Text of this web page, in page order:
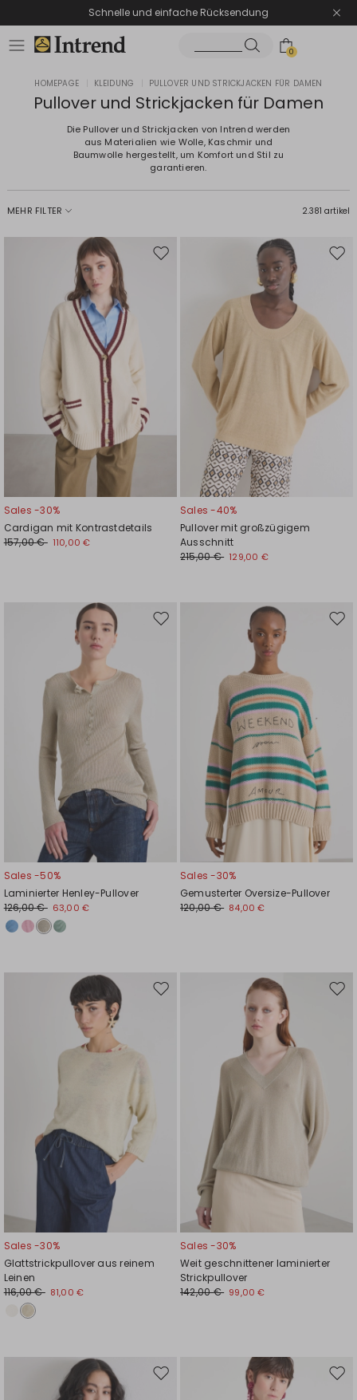
Schnelle und einfache Rücksendung
0
HOMEPAGE KLEIDUNG PULLOVER UND STRICKJACKEN FÜR DAMEN
Pullover und Strickjacken für Damen
Die Pullover und Strickjacken von Intrend werden
aus Materialien wie Wolle, Kaschmir und
Baumwolle hergestellt, um Komfort und Stil zu
garantieren.
MEHR FILTER 2.381 artikel
Auf
Sales -30%
Cardigan mit Kontrastdetails
157,00 € 110,00 €
Auf
Sales -40%
Pullover mit großzügigem
Ausschnitt
215,00 € 129,00 €
Auf
Sales -50%
Laminierter Henley-Pullover
126,00 € 63,00 €
Auf
Sales -30%
Gemusterter Oversize-Pullover
120,00 € 84,00 €
Auf
Sales -30%
Glattstrickpullover aus reinem
Leinen
116,00 € 81,00 €
Auf
Sales -30%
Weit geschnittener laminierter
Strickpullover
142,00 € 99,00 €
Auf
Auf